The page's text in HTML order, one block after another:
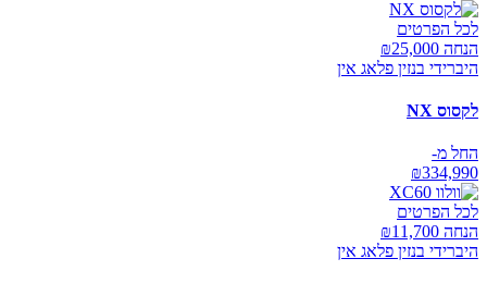
לכל הפרטים
הנחה ₪ 25,000
היברידי בנזין פלאג אין
לקסוס NX
החל מ-
₪334,990
לכל הפרטים
הנחה ₪ 11,700
היברידי בנזין פלאג אין